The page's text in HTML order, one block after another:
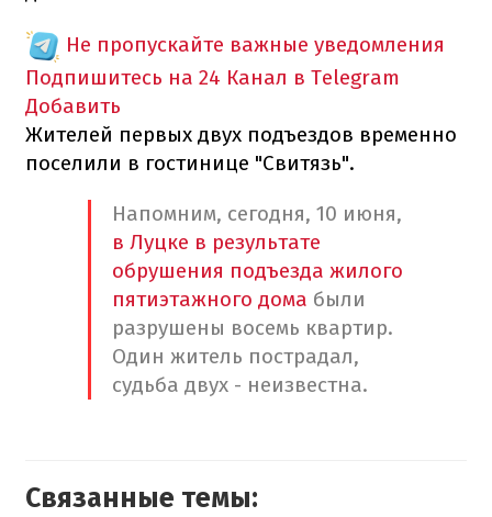
Не пропускайте важные уведомления
Подпишитесь на 24 Канал в Telegram
Добавить
Жителей первых двух подъездов временно
поселили в гостинице "Свитязь".
Напомним, сегодня, 10 июня,
в Луцке в результате
обрушения подъезда жилого
пятиэтажного дома были
разрушены восемь квартир.
Один житель пострадал,
судьба двух - неизвестна.
Связанные темы: